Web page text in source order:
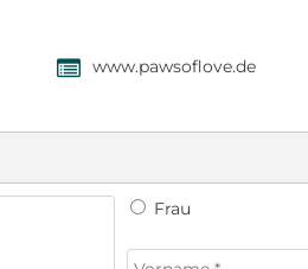
, www.pawsoflove.de
Frau